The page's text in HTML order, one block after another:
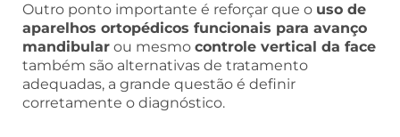
Outro ponto importante é reforçar que o uso de
aparelhos ortopédicos funcionais para avanço
mandibular ou mesmo controle vertical da face
também são alternativas de tratamento
adequadas, a grande questão é definir
corretamente o diagnóstico.